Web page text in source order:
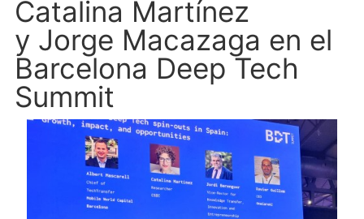
Catalina Martínez
y Jorge Macazaga en el
Barcelona Deep Tech
Summit